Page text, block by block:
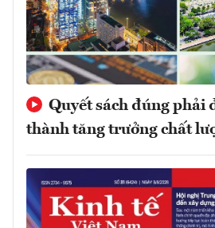
Quyết sách đúng phải
thành tăng trưởng chất